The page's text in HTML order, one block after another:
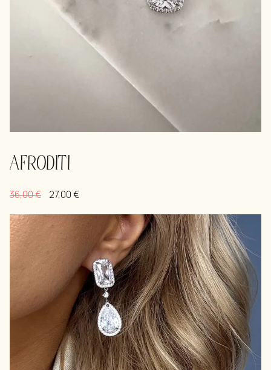
AFRODITI
36,00€ 27,00€